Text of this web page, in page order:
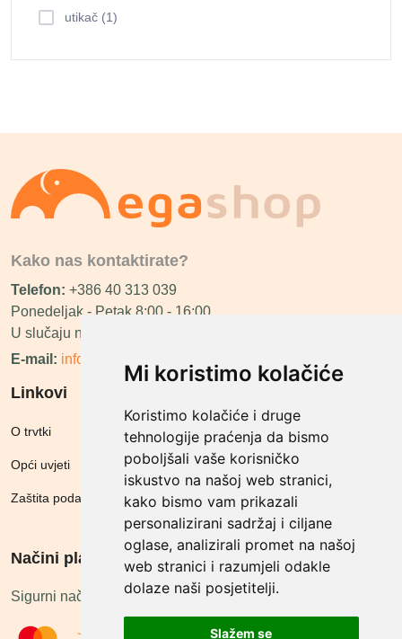
Mi koristimo kolačiće
Koristimo kolačiće i druge
tehnologije praćenja da bismo
poboljšali vaše korisničko
iskustvo na našoj web stranici,
kako bismo vam prikazali
personalizirani sadržaj i ciljane
oglase, analizirali promet na našoj
web stranici i razumjeli odakle
dolaze naši posjetitelji.
Slažem se
utikač (1)
Kako nas kontaktirate?
Telefon: +386 40 313 039
Ponedeljak - Petak 8:00 - 16:00
U slučaju neraspoloživosti ćemo vas nazvati.
E-mail: info@megashop.hr
Linkovi
O trvtki
Opći uvjeti
Zaštita podataka
Načini plačanja
Sigurni načini plaćanja